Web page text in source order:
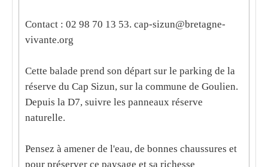
Contact : 02 98 70 13 53. cap-sizun@bretagne-
vivante.org
Cette balade prend son départ sur le parking de la
réserve du Cap Sizun, sur la commune de Goulien.
Depuis la D7, suivre les panneaux réserve
naturelle.
Pensez à amener de l'eau, de bonnes chaussures et
pour préserver ce paysage et sa richesse